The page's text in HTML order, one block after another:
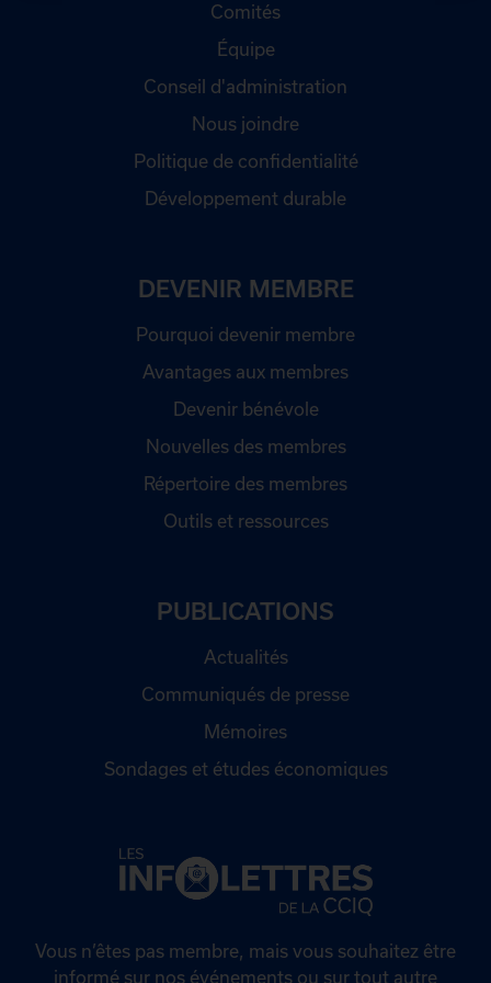
Comités
Équipe
Conseil d'administration
Nous joindre
Politique de confidentialité
Développement durable
DEVENIR MEMBRE
Pourquoi devenir membre
Avantages aux membres
Devenir bénévole
Nouvelles des membres
Répertoire des membres
Outils et ressources
PUBLICATIONS
Actualités
Communiqués de presse
Mémoires
Sondages et études économiques
Vous n’êtes pas membre, mais vous souhaitez être
informé sur nos événements ou sur tout autre